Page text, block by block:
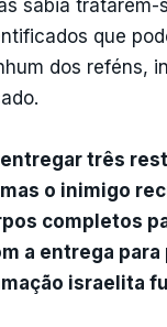
sabia tratarem-
que
dos reféns,
três
o inimigo
completos
a entrega
israelita